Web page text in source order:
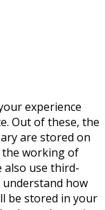
experience
Out of these, the
are stored on
working of
also use third-
how
be stored in your